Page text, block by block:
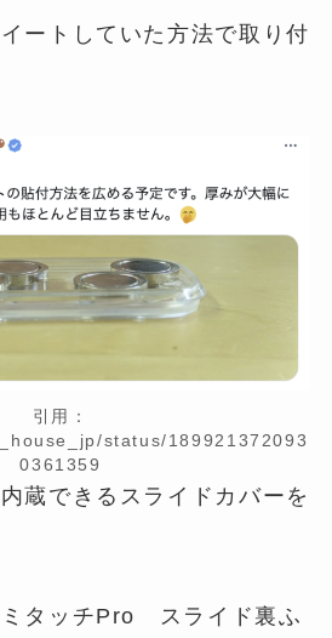
ートしていた方法で取り付
引用：
status/189921372093
0361359
蔵できるスライドカバーを
ミタッチPro スライド裏ふ